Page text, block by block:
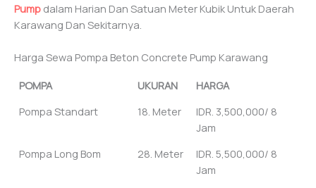
Pump dalam Harian Dan Satuan Meter Kubik Untuk Daerah
Karawang Dan Sekitarnya.
Harga Sewa Pompa Beton Concrete Pump Karawang
POMPA UKURAN
HARGA
Pompa Standart
18. Meter
IDR. 3,500,000/ 8
Jam
Pompa Long Bom
28. Meter
IDR. 5,500,000/ 8
Jam